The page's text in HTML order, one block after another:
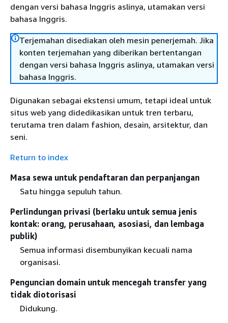
dengan versi bahasa Inggris aslinya, utamakan versi
bahasa Inggris.
Terjemahan disediakan oleh mesin penerjemah. Jika
konten terjemahan yang diberikan bertentangan
dengan versi bahasa Inggris aslinya, utamakan versi
bahasa Inggris.
Digunakan sebagai ekstensi umum, tetapi ideal untuk
situs web yang didedikasikan untuk tren terbaru,
terutama tren dalam fashion, desain, arsitektur, dan
seni.
Return to index
Masa sewa untuk pendaftaran dan perpanjangan
Satu hingga sepuluh tahun.
Perlindungan privasi (berlaku untuk semua jenis
kontak: orang, perusahaan, asosiasi, dan lembaga
publik)
Semua informasi disembunyikan kecuali nama
organisasi.
Penguncian domain untuk mencegah transfer yang
tidak diotorisasi
Didukung.